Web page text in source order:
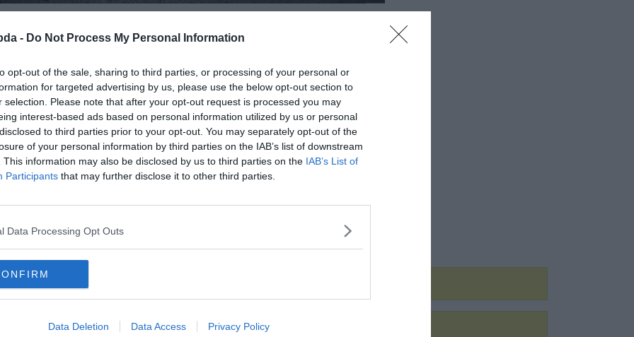
- Do Not Process My Personal Information
opt-out of the sale, sharing to third parties, or processing of your personal or
for targeted advertising by us, please use the below opt-out section to
selection. Please note that after your opt-out request is processed you may
interest-based ads based on personal information utilized by us or personal
to third parties prior to your opt-out. You may separately opt-out of the
of your personal information by third parties on the IAB’s list of downstream
This information may also be disclosed by us to third parties on the IAB’s List of
Participants that may further disclose it to other third parties.
Data Processing Opt Outs
Data Deletion Data Access Privacy Policy
a _______.